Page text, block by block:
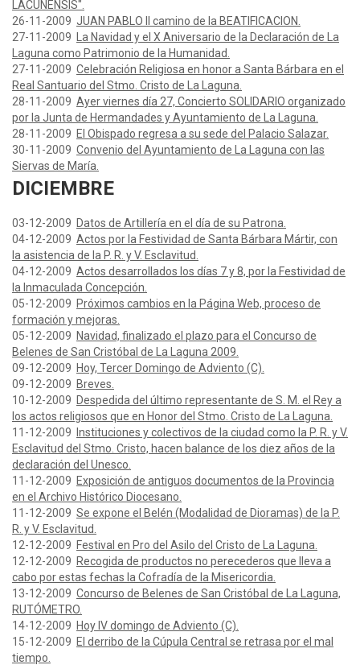
LACUNENSIS".
26-11-2009 JUAN PABLO II camino de la BEATIFICACION.
27-11-2009
La Navidad y el X Aniversario de la Declaración de La
Laguna como Patrimonio de la Humanidad.
27-11-2009 Celebración Religiosa en honor a Santa Bárbara en el
Real Santuario del Stmo. Cristo de La Laguna.
28-11-2009 Ayer viernes día 27, Concierto SOLIDARIO organizado
por la Junta de Hermandades y Ayuntamiento de La Laguna.
28-11-2009 El Obispado regresa a su sede del Palacio Salazar.
30-11-2009 Convenio del Ayuntamiento de La Laguna con las
Siervas de María.
DICIEMBRE
03-12-2009 Datos de Artillería en el día de su Patrona.
04-12-2009 Actos por la Festividad de Santa Bárbara Mártir, con
la asistencia de la P. R. y V. Esclavitud.
04-12-2009 Actos desarrollados los días 7 y 8, por la Festividad de
la Inmaculada Concepción.
05-12-2009 Próximos cambios en la Página Web, proceso de
formación y mejoras.
05-12-2009 Navidad, finalizado el plazo para el Concurso de
Belenes de San Cristóbal de La Laguna 2009.
09-12-2009 Hoy, Tercer Domingo de Adviento (C).
09-12-2009 Breves.
10-12-2009 Despedida del último representante de S. M. el Rey a
los actos religiosos que en Honor del Stmo. Cristo de La Laguna.
11-12-2009
Instituciones y colectivos de la ciudad como la P. R. y V.
Esclavitud del Stmo. Cristo, hacen balance de los diez años de la
declaración del Unesco.
11-12-2009 Exposición de antiguos documentos de la Provincia
en el Archivo Histórico Diocesano.
11-12-2009 Se expone el Belén (Modalidad de Dioramas) de la P.
R. y V. Esclavitud.
12-12-2009 Festival en Pro del Asilo del Cristo de La Laguna.
12-12-2009 Recogida de productos no perecederos que lleva a
cabo por estas fechas la Cofradía de la Misericordia.
13-12-2009 Concurso de Belenes de San Cristóbal de La Laguna,
RUTÓMETRO.
14-12-2009 Hoy IV domingo de Adviento (C).
15-12-2009 El derribo de la Cúpula Central se retrasa por el mal
tiempo.